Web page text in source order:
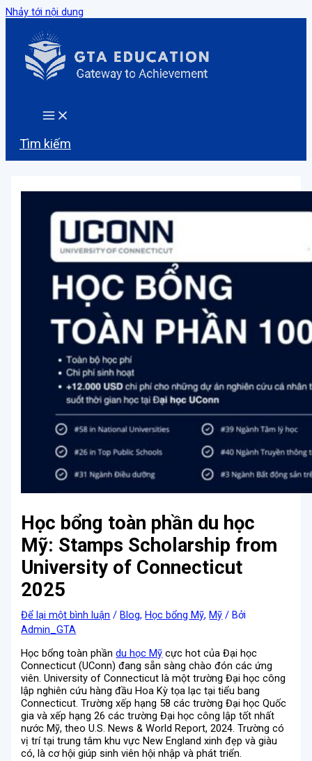
Nhảy tới nội dung
Tìm kiếm
Học bổng toàn phần du học
Mỹ: Stamps Scholarship from
University of Connecticut
2025
Để lại một bình luận /Blog,Học bổng Mỹ,Mỹ / Bởi
Admin_GTA
Học bổng toàn phầndu học Mỹ cực hot của Đại học
Connecticut (UConn) đang sẵn sàng chào đón các ứng
viên. University of Connecticut là một trường Đại học công
lập nghiên cứu hàng đầu Hoa Kỳ tọa lạc tại tiểu bang
Connecticut. Trường xếp hạng 58 các trường Đại học Quốc
gia và xếp hạng 26 các trường Đại học công lập tốt nhất
nước Mỹ, theo U.S. News & World Report, 2024. Trường có
vị trí tại trung tâm khu vực New England xinh đẹp và giàu
có, là cơ hội giúp sinh viên hội nhập và phát triển.